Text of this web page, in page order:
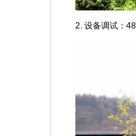
2. 设备调试：